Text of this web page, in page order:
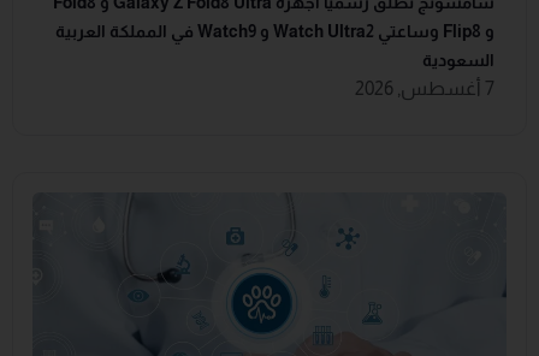
و Flip8 وساعتي Watch Ultra2 و Watch9 في المملكة العربية
السعودية
7 أغسطس, 2026